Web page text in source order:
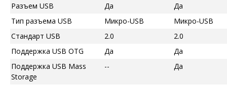
Разъем USB
Да
Да
Тип разъема USB
Микро-USB
Микро-USB
Стандарт USB
2.0
2.0
Поддержка USB OTG
Да
Да
Поддержка USB Mass
Storage
-- Да